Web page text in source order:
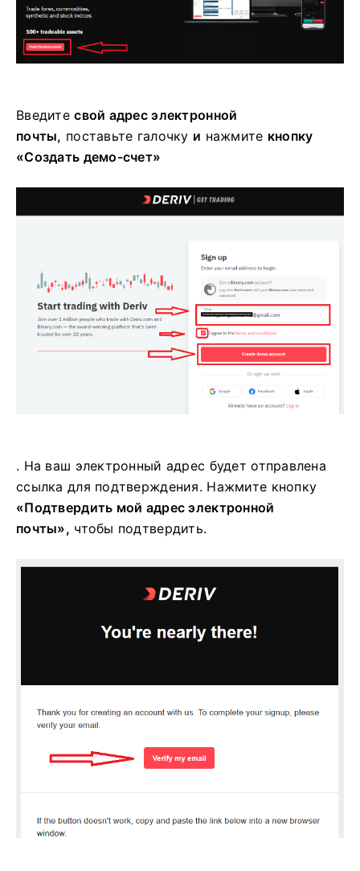
Введитесвой адрес электронной
почты, поставьте галочку и нажмите кнопку
«Создать демо-счет»
. На ваш электронный адрес будет отправлена ​​
ссылка для подтверждения. Нажмите кнопку
«Подтвердить мой адрес электронной
почты», чтобы подтвердить.